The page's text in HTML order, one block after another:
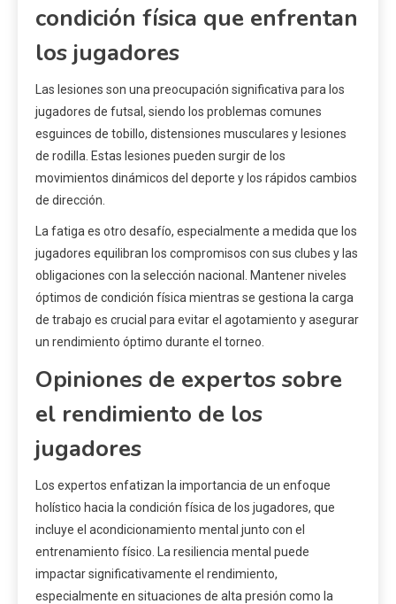
condición física que enfrentan
los jugadores
Las lesiones son una preocupación significativa para los
jugadores de futsal, siendo los problemas comunes
esguinces de tobillo, distensiones musculares y lesiones
de rodilla. Estas lesiones pueden surgir de los
movimientos dinámicos del deporte y los rápidos cambios
de dirección.
La fatiga es otro desafío, especialmente a medida que los
jugadores equilibran los compromisos con sus clubes y las
obligaciones con la selección nacional. Mantener niveles
óptimos de condición física mientras se gestiona la carga
de trabajo es crucial para evitar el agotamiento y asegurar
un rendimiento óptimo durante el torneo.
Opiniones de expertos sobre
el rendimiento de los
jugadores
Los expertos enfatizan la importancia de un enfoque
holístico hacia la condición física de los jugadores, que
incluye el acondicionamiento mental junto con el
entrenamiento físico. La resiliencia mental puede
impactar significativamente el rendimiento,
especialmente en situaciones de alta presión como la